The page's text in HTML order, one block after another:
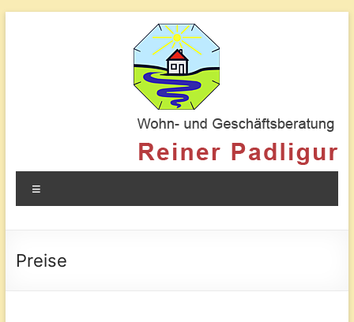
Schlafplatzuntersuchung
Preise